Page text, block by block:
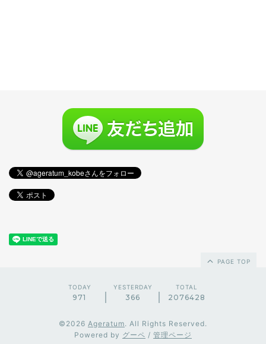
PAGE TOP
TODAY
971
YESTERDAY
366
TOTAL
2076428
©2026 Ageratum. All Rights Reserved.
Powered by グーペ / 管理ページ